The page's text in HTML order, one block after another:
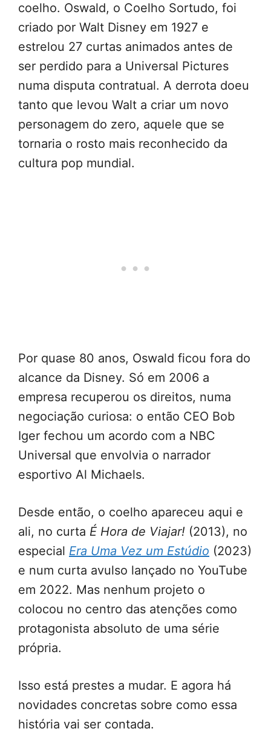
coelho. Oswald, o Coelho Sortudo, foi
criado por Walt Disney em 1927 e
estrelou 27 curtas animados antes de
ser perdido para a Universal Pictures
numa disputa contratual. A derrota doeu
tanto que levou Walt a criar um novo
personagem do zero, aquele que se
tornaria o rosto mais reconhecido da
cultura pop mundial.
Por quase 80 anos, Oswald ficou fora do
alcance da Disney. Só em 2006 a
empresa recuperou os direitos, numa
negociação curiosa: o então CEO Bob
Iger fechou um acordo com a NBC
Universal que envolvia o narrador
esportivo Al Michaels.
Desde então, o coelho apareceu aqui e
ali, no curta É Hora de Viajar! (2013), no
especial Era Uma Vez um Estúdio (2023)
e num curta avulso lançado no YouTube
em 2022. Mas nenhum projeto o
colocou no centro das atenções como
protagonista absoluto de uma série
própria.
Isso está prestes a mudar. E agora há
novidades concretas sobre como essa
história vai ser contada.